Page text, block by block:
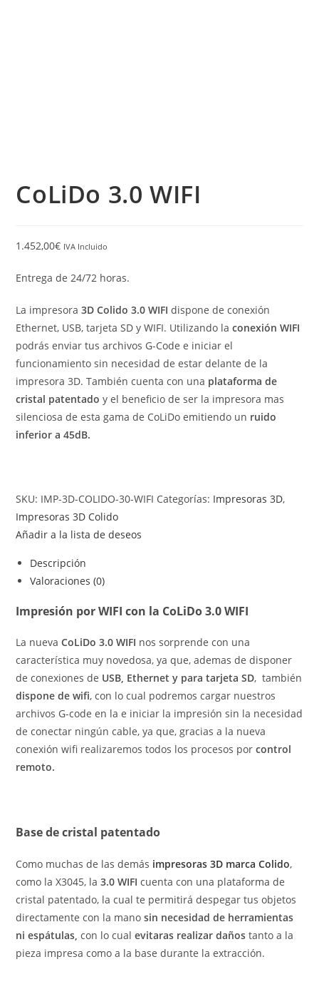
CoLiDo 3.0 WIFI
1.452,00€ IVA Incluido
Entrega de 24/72 horas.
La impresora 3D Colido 3.0 WIFI dispone de conexión
Ethernet, USB, tarjeta SD y WIFI. Utilizando laconexión WIFI
podrás enviar tus archivos G-Code e iniciar el
funcionamiento sin necesidad de estar delante de la
impresora 3D. También cuenta con una plataforma de
cristal patentado y el beneficio de ser la impresora mas
silenciosa de esta gama de CoLiDo emitiendo un ruido
inferior a 45dB.
SKU: IMP-3D-COLIDO-30-WIFI Categorías: Impresoras 3D,
Impresoras 3D Colido
Añadir a la lista de deseos
Descripción
Valoraciones (0)
Impresión por WIFI con la CoLiDo 3.0 WIFI
La nuevaCoLiDo 3.0 WIFI nos sorprende con una
característica muy novedosa, ya que, ademas de disponer
de conexiones de USB, Ethernet y para tarjeta SD, también
dispone de wifi, con lo cual podremos cargar nuestros
archivos G-code en la e iniciar la impresión sin la necesidad
de conectar ningún cable, ya que, gracias a la nueva
conexión wifi realizaremos todos los procesos porcontrol
remoto.
Base de cristal patentado
Como muchas de las demás impresoras 3D marca Colido,
como la X3045, la3.0 WIFI cuenta con una plataforma de
cristal patentado, la cual te permitirá despegar tus objetos
directamente con la mano sin necesidad de herramientas
ni espátulas, con lo cualevitaras realizar daños tanto a la
pieza impresa como a la base durante la extracción.